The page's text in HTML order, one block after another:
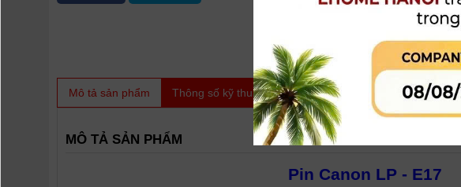
Mô tả sản phẩm Thông số kỹ thuật Video Sản phẩm đang khuyến
MÔ TẢ SẢN PHẨM
Pin Canon LP - E17